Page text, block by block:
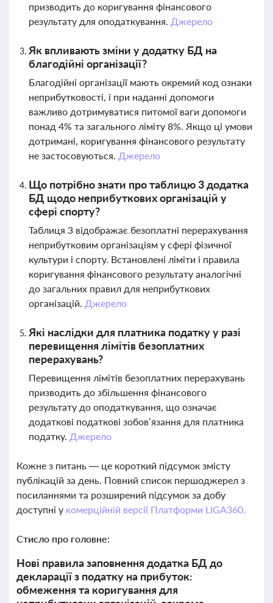
призводить до коригування фінансового
результату для оподаткування. Джерело
Як впливають зміни у додатку БД на
благодійні організації?
Благодійні організації мають окремий код ознаки
неприбутковості, і при наданні допомоги
важливо дотримуватися питомої ваги допомоги
понад 4% та загального ліміту 8%. Якщо ці умови
дотримані, коригування фінансового результату
не застосовуються. Джерело
Що потрібно знати про таблицю 3 додатка
БД щодо неприбуткових організацій у
сфері спорту?
Таблиця 3 відображає безоплатні перерахування
неприбутковим організаціям у сфері фізичної
культури і спорту. Встановлені ліміти і правила
коригування фінансового результату аналогічні
до загальних правил для неприбуткових
організацій. Джерело
Які наслідки для платника податку у разі
перевищення лімітів безоплатних
перерахувань?
Перевищення лімітів безоплатних перерахувань
призводить до збільшення фінансового
результату до оподаткування, що означає
додаткові податкові зобов’язання для платника
податку. Джерело
Кожне з питань — це короткий підсумок змісту
публікацій за день. Повний список першоджерел з
посиланнями та розширений підсумок за добу
доступні у комерційній версії Платформи LIGA360.
Стисло про головне:
Нові правила заповнення додатка БД до
декларації з податку на прибуток:
обмеження та коригування для